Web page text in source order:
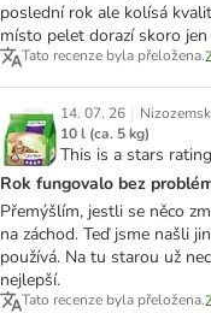
poslední rok ale kolísá
místo pelet dorazí skoro jen
Tato recenze byla přeložena.
14. 07. 26 |
10 l (ca. 5 kg)
This is a stars
Rok fungovalo bez
Přemýšlím, jestli se něco
na záchod. Teď jsme našli
používá. Na tu starou už
nejlepší.
Tato recenze byla přeložena.